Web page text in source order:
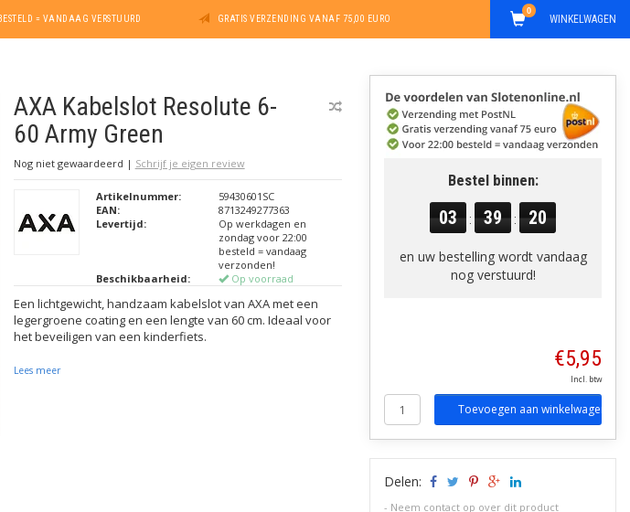
= VANDAAG VERSTUURD GRATIS VERZENDING VANAF 75,00 EURO WINKELWAGEN
0
AXA Kabelslot Resolute 6-
60 Army Green
Nog niet gewaardeerd | Schrijf je eigen review
Artikelnummer:
59430601SC
EAN:
8713249277363
Levertijd:
Op werkdagen en
zondag voor 22:00
besteld = vandaag
verzonden!
Beschikbaarheid:
Op voorraad
Een lichtgewicht, handzaam kabelslot van AXA met een
legergroene coating en een lengte van 60 cm. Ideaal voor
het beveiligen van een kinderfiets.
Lees meer
Bestel binnen:
03 : 39 : 19
en uw bestelling wordt vandaag
nog verstuurd!
€5,95
Incl. btw
Toevoegen aan winkelwagen
Delen:
- Neem contact op over dit product